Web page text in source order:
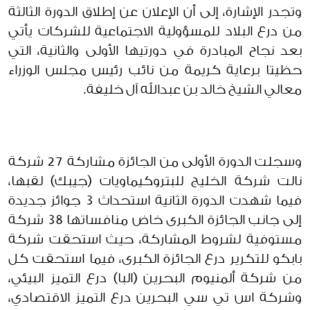
وتجدر الإشارة، إلى أن الإعلان عن إطلاق الدورة الثالثة
من درع البلاد للمسؤولية الاجتماعية للشركات يأتي
بعد نجاح المبادرة في دورتيها الأولى والثانية، التي
حظيتا برعاية كريمة من نائب رئيس مجلس الوزراء
معالي الشيخ خالد بن عبدالله آل خليفة.
وسجلت الدورة الأولى من الجائزة مشاركة 27 شركة
نالت شركة الخليج للبتروكيماويات (جيبك) لقبها،
فيما شهدت الدورة الثانية استحداث 3 جوائز جديدة
إلى جانب الجائزة الكبرى خاض منافساتها 38 شركة
مستوفية لشروط المشاركة، حيث استحقت شركة
بابكو للتكرير درع الجائزة الكبرى، فيما استحقت كل
من شركة ألمنيوم البحرين (البا) درع التميز البيئي،
وشركة اس تي سي البحرين درع التميز الاقتصادي،